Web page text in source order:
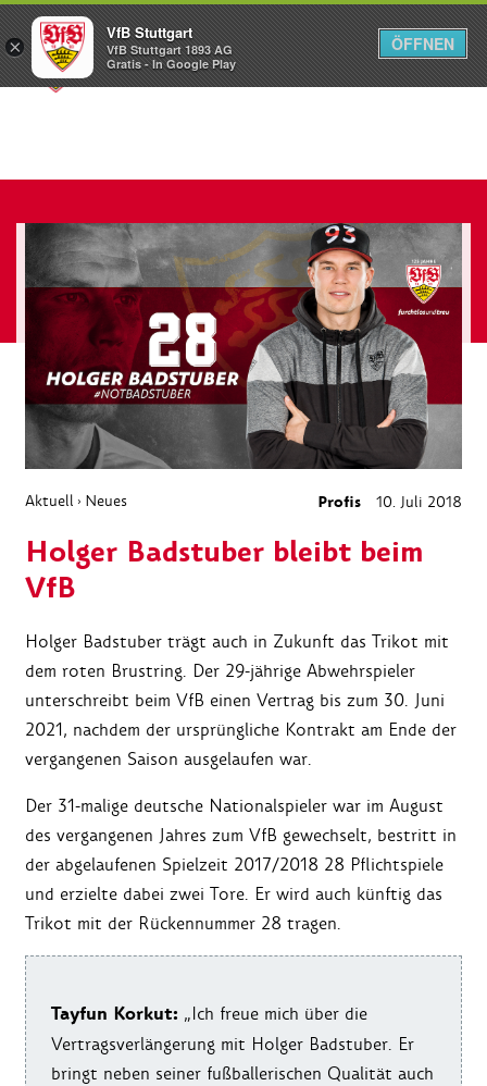
Menü
Aktuell › Neues Profis 10. Juli 2018
Holger Badstuber bleibt beim
VfB
Holger Badstuber trägt auch in Zukunft das Trikot mit
dem roten Brustring. Der 29-jährige Abwehrspieler
unterschreibt beim VfB einen Vertrag bis zum 30. Juni
2021, nachdem der ursprüngliche Kontrakt am Ende der
vergangenen Saison ausgelaufen war.
Der 31-malige deutsche Nationalspieler war im August
des vergangenen Jahres zum VfB gewechselt, bestritt in
der abgelaufenen Spielzeit 2017/2018 28 Pflichtspiele
und erzielte dabei zwei Tore. Er wird auch künftig das
Trikot mit der Rückennummer 28 tragen.
Tayfun Korkut: „Ich freue mich über die
Vertragsverlängerung mit Holger Badstuber. Er
bringt neben seiner fußballerischen Qualität auch
×
VfB Stuttgart
VfB Stuttgart 1893 AG
Gratis - In Google Play
ÖFFNEN